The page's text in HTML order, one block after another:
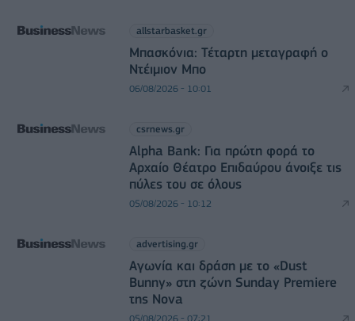
allstarbasket.gr
Μπασκόνια: Τέταρτη μεταγραφή ο
Ντέιμιον Μπο
06/08/2026 - 10:01
csrnews.gr
Alpha Bank: Για πρώτη φορά το
Αρχαίο Θέατρο Επιδαύρου άνοιξε τις
πύλες του σε όλους
05/08/2026 - 10:12
advertising.gr
Αγωνία και δράση με το «Dust
Bunny» στη ζώνη Sunday Premiere
της Nova
05/08/2026 - 07:21